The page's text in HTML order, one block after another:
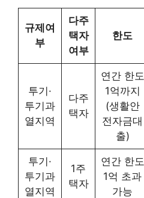
규제여
부
다주
택자
여부
한도
투기·
투기과
열지역
다주
택자
연간 한도
1억까지
(생활안
전자금대
출)
투기·
투기과
열지역
1주
택자
연간 한도
1억 초과
가능